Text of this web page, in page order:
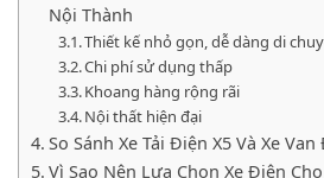
Nội Thành
Thiết kế nhỏ gọn, dễ dàng di
Chi phí sử dụng thấp
Khoang hàng rộng rãi
Nội thất hiện đại
So Sánh Xe Tải Điện X5 Và Xe Van
Vì Sao Nên Lựa Chọn Xe Điện